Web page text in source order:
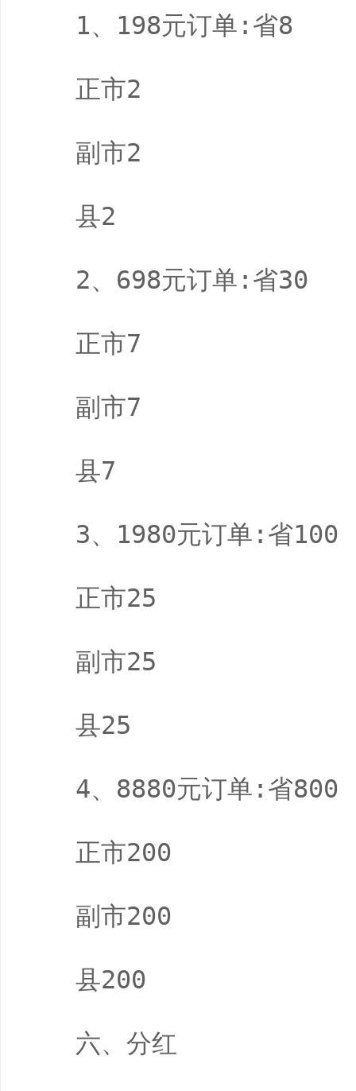
1、198元订单:省8
正市2
副市2
县2
2、698元订单:省30
正市7
副市7
县7
3、1980元订单:省100
正市25
副市25
县25
4、8880元订单:省800
正市200
副市200
县200
六、分红